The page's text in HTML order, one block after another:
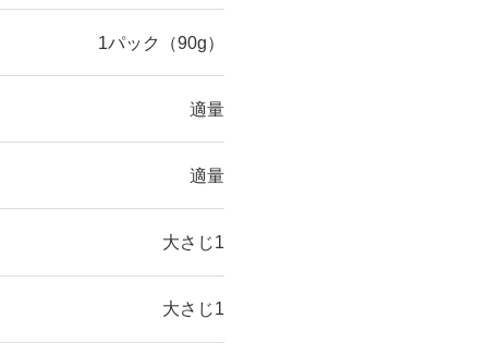
1パック（90g）
適量
適量
大さじ1
大さじ1